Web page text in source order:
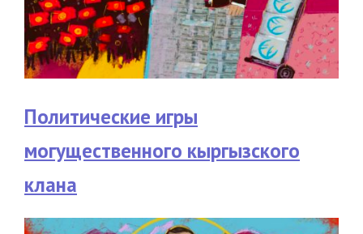
Политические игры
могущественного кыргызского
клана